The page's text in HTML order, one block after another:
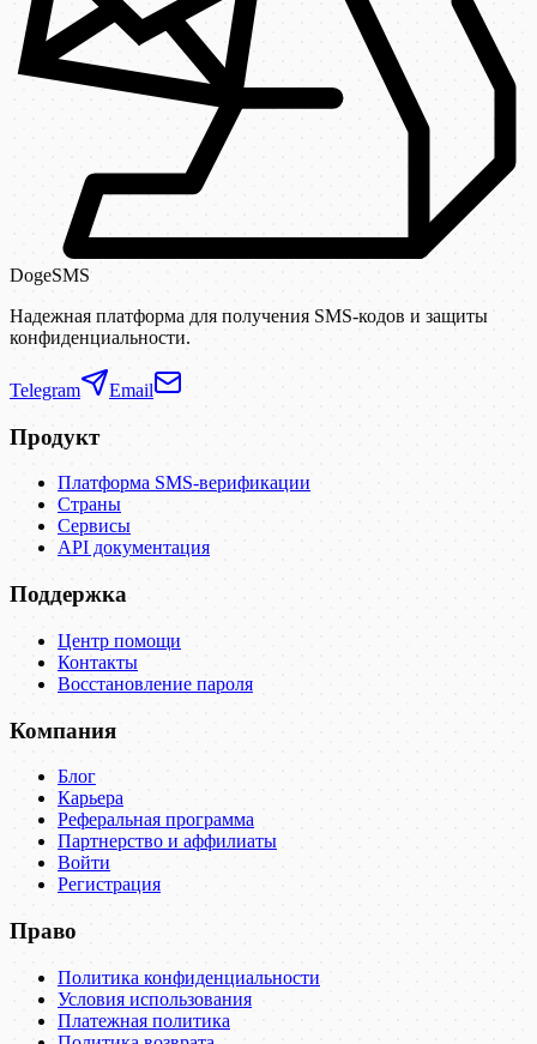
DogeSMS
Надежная платформа для получения SMS-кодов и защиты
конфиденциальности.
Telegram Email
Продукт
Платформа SMS-верификации
Страны
Сервисы
API документация
Поддержка
Центр помощи
Контакты
Восстановление пароля
Компания
Блог
Карьера
Реферальная программа
Партнерство и аффилиаты
Войти
Регистрация
Право
Политика конфиденциальности
Условия использования
Платежная политика